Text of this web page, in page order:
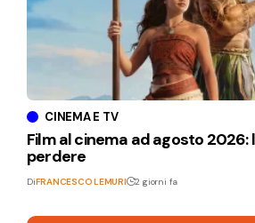
CINEMA E TV
Film al cinema ad agosto 2026:
perdere
DiFRANCESCO LEMURI 2 giorni fa